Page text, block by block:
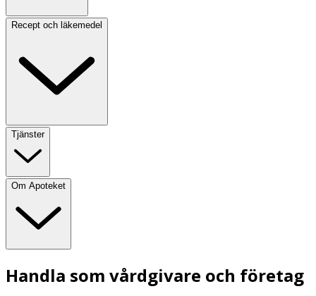
Recept och läkemedel
Tjänster
Om Apoteket
Handla som vårdgivare och företag